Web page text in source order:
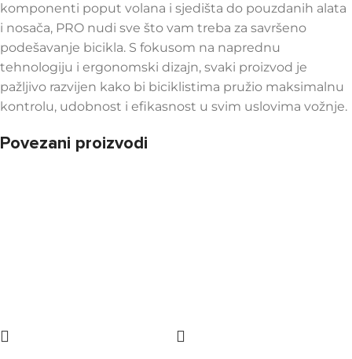
komponenti poput volana i sjedišta do pouzdanih alata
i nosača, PRO nudi sve što vam treba za savršeno
podešavanje bicikla. S fokusom na naprednu
tehnologiju i ergonomski dizajn, svaki proizvod je
pažljivo razvijen kako bi biciklistima pružio maksimalnu
kontrolu, udobnost i efikasnost u svim uslovima vožnje.
Povezani proizvodi